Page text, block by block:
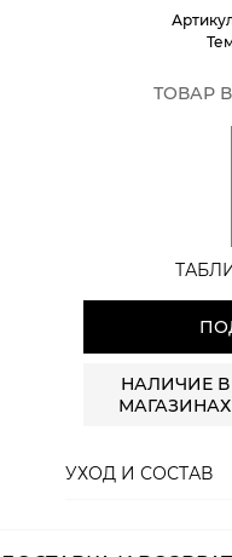
ТОВАР
НАЛИЧИЕ В
МАГАЗИНАХ
УХОД И СОСТАВ